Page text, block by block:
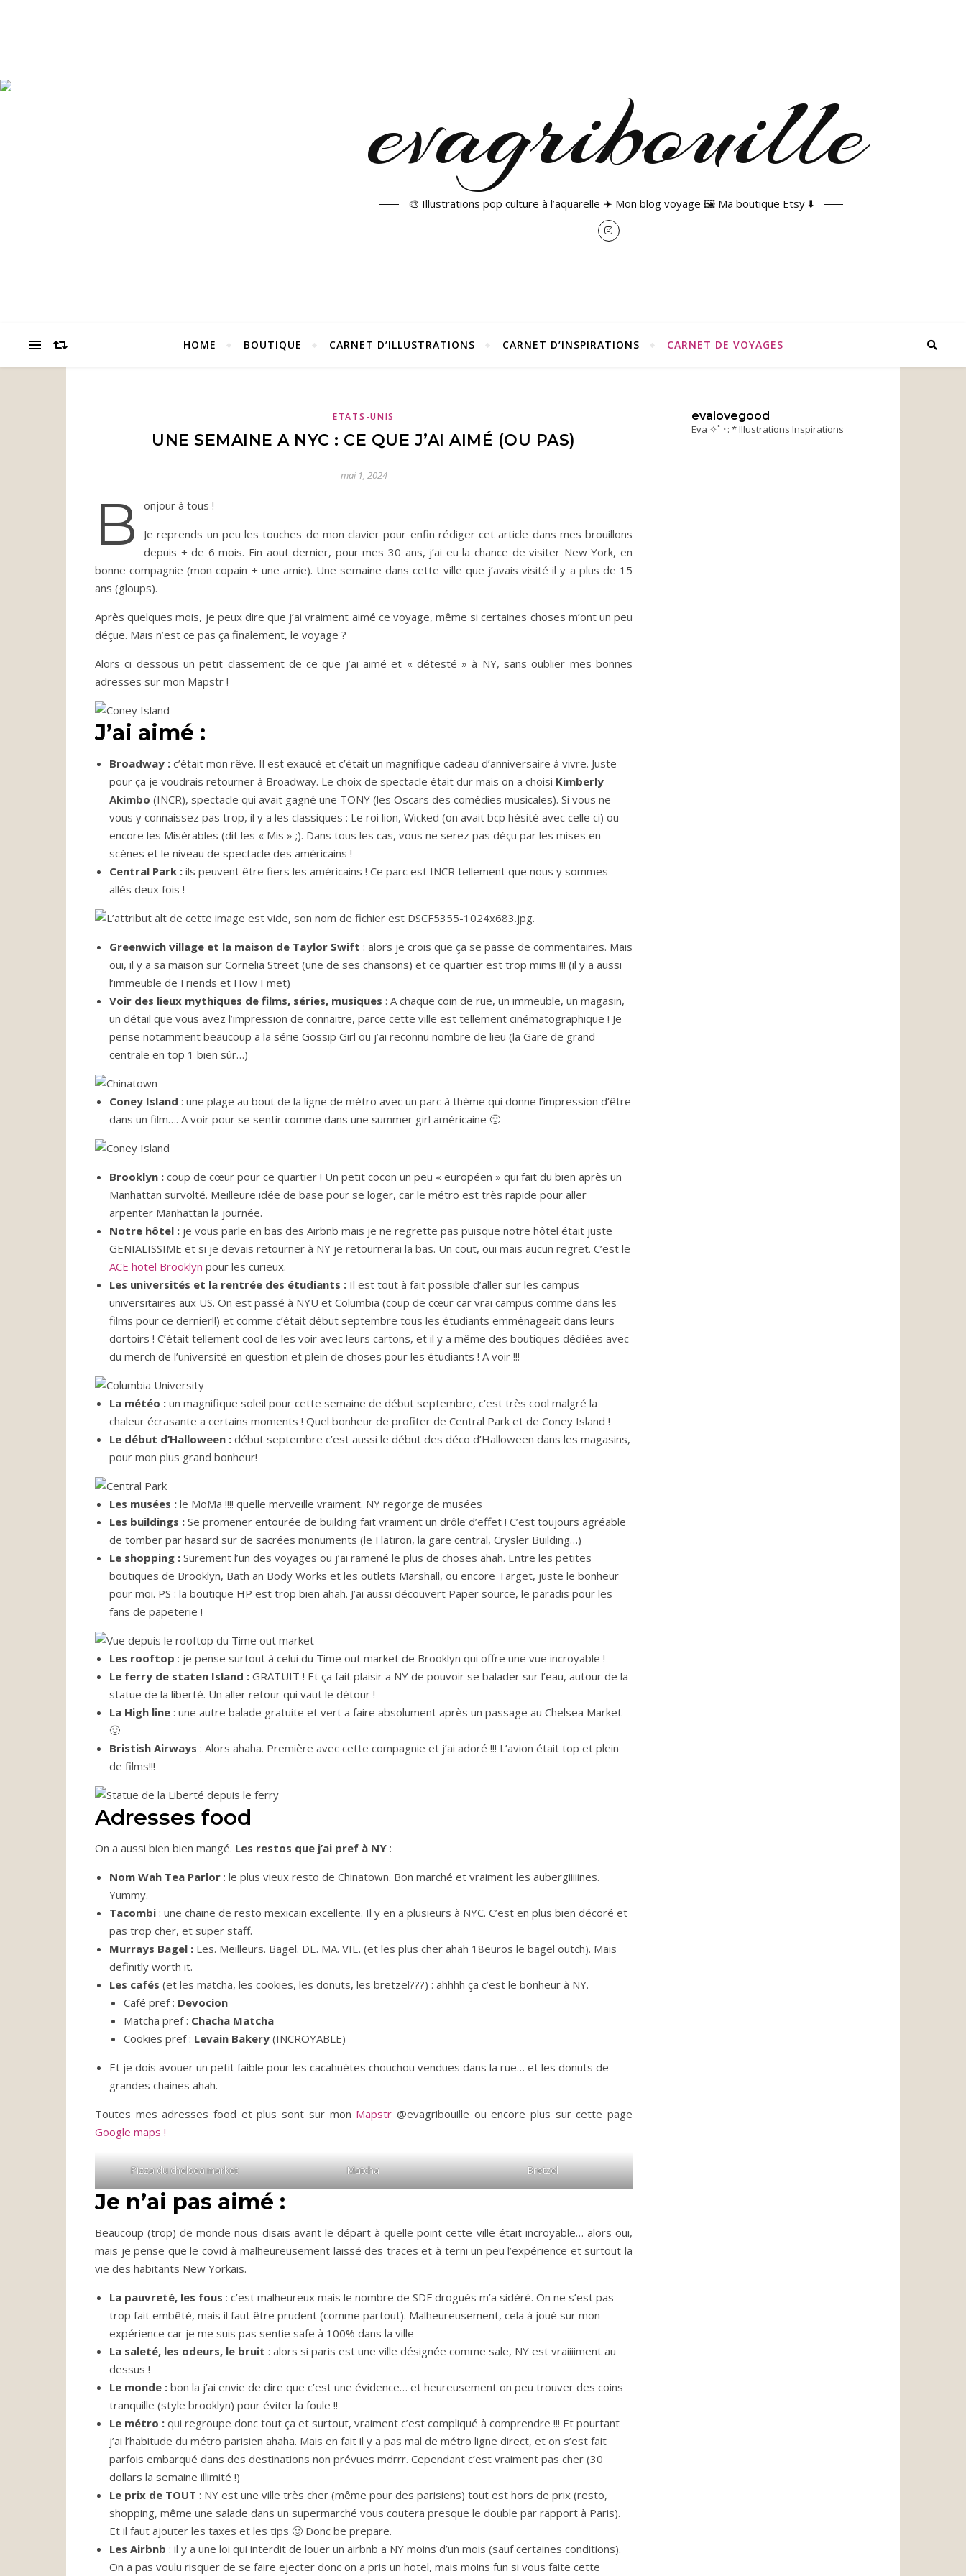
🎨 Illustrations pop culture à l’aquarelle ✈️ Mon blog voyage 🖼️ Ma boutique Etsy ⬇️
HOME BOUTIQUE CARNET D’ILLUSTRATIONS CARNET D’INSPIRATIONS CARNET DE VOYAGES
ETATS-UNIS
UNE SEMAINE A NYC : CE QUE J’AI AIMÉ (OU PAS)
mai 1, 2024
B
onjour à tous !
Je reprends un peu les touches de mon clavier pour enfin rédiger cet article dans mes brouillons
depuis + de 6 mois. Fin aout dernier, pour mes 30 ans, j’ai eu la chance de visiter New York, en
bonne compagnie (mon copain + une amie). Une semaine dans cette ville que j’avais visité il y a plus de 15
ans (gloups).
Après quelques mois, je peux dire que j’ai vraiment aimé ce voyage, même si certaines choses m’ont un peu
déçue. Mais n’est ce pas ça finalement, le voyage ?
Alors ci dessous un petit classement de ce que j’ai aimé et « détesté » à NY, sans oublier mes bonnes
adresses sur mon Mapstr !
J’ai aimé :
Broadway : c’était mon rêve. Il est exaucé et c’était un magnifique cadeau d’anniversaire à vivre. Juste
pour ça je voudrais retourner à Broadway. Le choix de spectacle était dur mais on a choisi Kimberly
Akimbo (INCR), spectacle qui avait gagné une TONY (les Oscars des comédies musicales). Si vous ne
vous y connaissez pas trop, il y a les classiques : Le roi lion, Wicked (on avait bcp hésité avec celle ci) ou
encore les Misérables (dit les « Mis » ;). Dans tous les cas, vous ne serez pas déçu par les mises en
scènes et le niveau de spectacle des américains !
Central Park : ils peuvent être fiers les américains ! Ce parc est INCR tellement que nous y sommes
allés deux fois !
Greenwich village et la maison de Taylor Swift : alors je crois que ça se passe de commentaires. Mais
oui, il y a sa maison sur Cornelia Street (une de ses chansons) et ce quartier est trop mims !!! (il y a aussi
l’immeuble de Friends et How I met)
Voir des lieux mythiques de films, séries, musiques : A chaque coin de rue, un immeuble, un magasin,
un détail que vous avez l’impression de connaitre, parce cette ville est tellement cinématographique ! Je
pense notamment beaucoup a la série Gossip Girl ou j’ai reconnu nombre de lieu (la Gare de grand
centrale en top 1 bien sûr…)
Coney Island : une plage au bout de la ligne de métro avec un parc à thème qui donne l’impression d’être
dans un film…. A voir pour se sentir comme dans une summer girl américaine 🙂
Brooklyn : coup de cœur pour ce quartier ! Un petit cocon un peu « européen » qui fait du bien après un
Manhattan survolté. Meilleure idée de base pour se loger, car le métro est très rapide pour aller
arpenter Manhattan la journée.
Notre hôtel : je vous parle en bas des Airbnb mais je ne regrette pas puisque notre hôtel était juste
GENIALISSIME et si je devais retourner à NY je retournerai la bas. Un cout, oui mais aucun regret. C’est le
ACE hotel Brooklyn pour les curieux.
Les universités et la rentrée des étudiants : Il est tout à fait possible d’aller sur les campus
universitaires aux US. On est passé à NYU et Columbia (coup de cœur car vrai campus comme dans les
films pour ce dernier!!) et comme c’était début septembre tous les étudiants emménageait dans leurs
dortoirs ! C’était tellement cool de les voir avec leurs cartons, et il y a même des boutiques dédiées avec
du merch de l’université en question et plein de choses pour les étudiants ! A voir !!!
La météo : un magnifique soleil pour cette semaine de début septembre, c’est très cool malgré la
chaleur écrasante a certains moments ! Quel bonheur de profiter de Central Park et de Coney Island !
Le début d’Halloween : début septembre c’est aussi le début des déco d’Halloween dans les magasins,
pour mon plus grand bonheur!
Les musées : le MoMa !!!! quelle merveille vraiment. NY regorge de musées
Les buildings : Se promener entourée de building fait vraiment un drôle d’effet ! C’est toujours agréable
de tomber par hasard sur de sacrées monuments (le Flatiron, la gare central, Crysler Building…)
Le shopping : Surement l’un des voyages ou j’ai ramené le plus de choses ahah. Entre les petites
boutiques de Brooklyn, Bath an Body Works et les outlets Marshall, ou encore Target, juste le bonheur
pour moi. PS : la boutique HP est trop bien ahah. J’ai aussi découvert Paper source, le paradis pour les
fans de papeterie !
Les rooftop : je pense surtout à celui du Time out market de Brooklyn qui offre une vue incroyable !
Le ferry de staten Island : GRATUIT ! Et ça fait plaisir a NY de pouvoir se balader sur l’eau, autour de la
statue de la liberté. Un aller retour qui vaut le détour !
La High line : une autre balade gratuite et vert a faire absolument après un passage au Chelsea Market
🙂
Bristish Airways : Alors ahaha. Première avec cette compagnie et j’ai adoré !!! L’avion était top et plein
de films!!!
Adresses food
On a aussi bien bien mangé. Les restos que j’ai pref à NY :
Nom Wah Tea Parlor : le plus vieux resto de Chinatown. Bon marché et vraiment les aubergiiiiines.
Yummy.
Tacombi : une chaine de resto mexicain excellente. Il y en a plusieurs à NYC. C’est en plus bien décoré et
pas trop cher, et super staff.
Murrays Bagel : Les. Meilleurs. Bagel. DE. MA. VIE. (et les plus cher ahah 18euros le bagel outch). Mais
definitly worth it.
Les cafés (et les matcha, les cookies, les donuts, les bretzel???) : ahhhh ça c’est le bonheur à NY.
Café pref : Devocion
Matcha pref : Chacha Matcha
Cookies pref : Levain Bakery (INCROYABLE)
Et je dois avouer un petit faible pour les cacahuètes chouchou vendues dans la rue… et les donuts de
grandes chaines ahah.
Toutes mes adresses food et plus sont sur mon Mapstr @evagribouille ou encore plus sur cette page
Google maps !
Pizza du chelsea market Matcha Bretzel
Je n’ai pas aimé :
Beaucoup (trop) de monde nous disais avant le départ à quelle point cette ville était incroyable… alors oui,
mais je pense que le covid à malheureusement laissé des traces et à terni un peu l’expérience et surtout la
vie des habitants New Yorkais.
La pauvreté, les fous : c’est malheureux mais le nombre de SDF drogués m’a sidéré. On ne s’est pas
trop fait embêté, mais il faut être prudent (comme partout). Malheureusement, cela à joué sur mon
expérience car je me suis pas sentie safe à 100% dans la ville
La saleté, les odeurs, le bruit : alors si paris est une ville désignée comme sale, NY est vraiiiiment au
dessus !
Le monde : bon la j’ai envie de dire que c’est une évidence… et heureusement on peu trouver des coins
tranquille (style brooklyn) pour éviter la foule !!
Le métro : qui regroupe donc tout ça et surtout, vraiment c’est compliqué à comprendre !!! Et pourtant
j’ai l’habitude du métro parisien ahaha. Mais en fait il y a pas mal de métro ligne direct, et on s’est fait
parfois embarqué dans des destinations non prévues mdrrr. Cependant c’est vraiment pas cher (30
dollars la semaine illimité !)
Le prix de TOUT : NY est une ville très cher (même pour des parisiens) tout est hors de prix (resto,
shopping, même une salade dans un supermarché vous coutera presque le double par rapport à Paris).
Et il faut ajouter les taxes et les tips 🙂 Donc be prepare.
Les Airbnb : il y a une loi qui interdit de louer un airbnb a NY moins d’un mois (sauf certaines conditions).
On a pas voulu risquer de se faire ejecter donc on a pris un hotel, mais moins fun si vous faite cette
evalovegood
Eva ✧ﾟ･: * Illustrations Inspirations